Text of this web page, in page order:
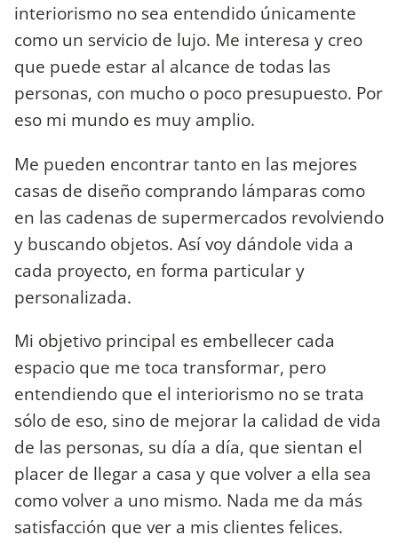
interiorismo no sea entendido únicamente
como un servicio de lujo. Me interesa y creo
que puede estar al alcance de todas las
personas, con mucho o poco presupuesto. Por
eso mi mundo es muy amplio.
Me pueden encontrar tanto en las mejores
casas de diseño comprando lámparas como
en las cadenas de supermercados revolviendo
y buscando objetos. Así voy dándole vida a
cada proyecto, en forma particular y
personalizada.
Mi objetivo principal es embellecer cada
espacio que me toca transformar, pero
entendiendo que el interiorismo no se trata
sólo de eso, sino de mejorar la calidad de vida
de las personas, su día a día, que sientan el
placer de llegar a casa y que volver a ella sea
como volver a uno mismo. Nada me da más
satisfacción que ver a mis clientes felices.